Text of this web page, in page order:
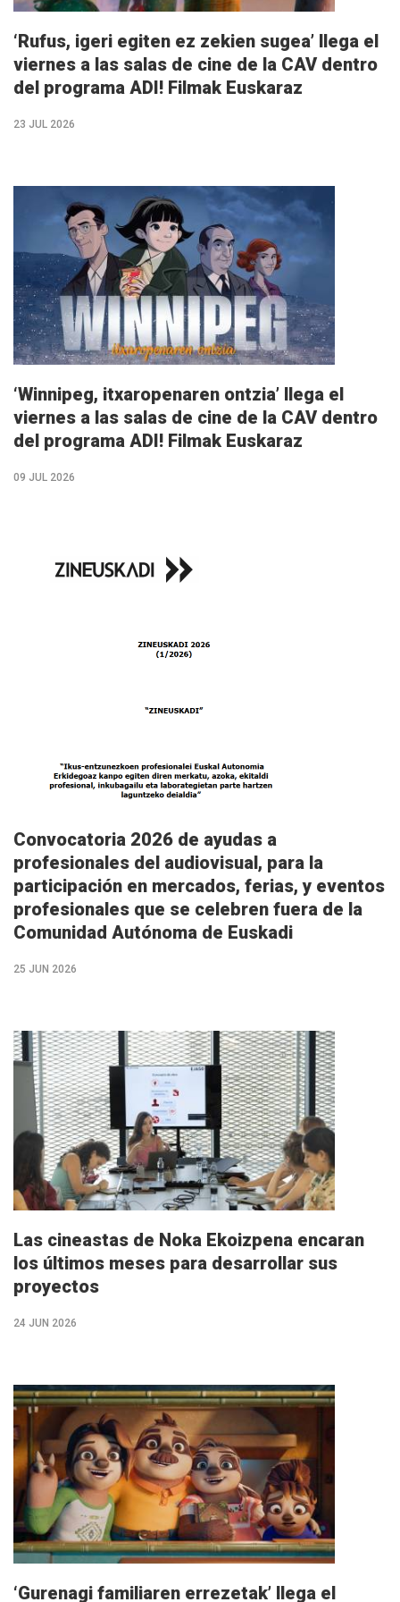
‘Rufus, igeri egiten ez zekien sugea’ llega el
viernes a las salas de cine de la CAV dentro
del programa ADI! Filmak Euskaraz
23 JUL 2026
‘Winnipeg, itxaropenaren ontzia’ llega el
viernes a las salas de cine de la CAV dentro
del programa ADI! Filmak Euskaraz
09 JUL 2026
Convocatoria 2026 de ayudas a
profesionales del audiovisual, para la
participación en mercados, ferias, y eventos
profesionales que se celebren fuera de la
Comunidad Autónoma de Euskadi
25 JUN 2026
Las cineastas de Noka Ekoizpena encaran
los últimos meses para desarrollar sus
proyectos
24 JUN 2026
M�s
info
‘Gurenagi familiaren errezetak’ llega el
M�s
info